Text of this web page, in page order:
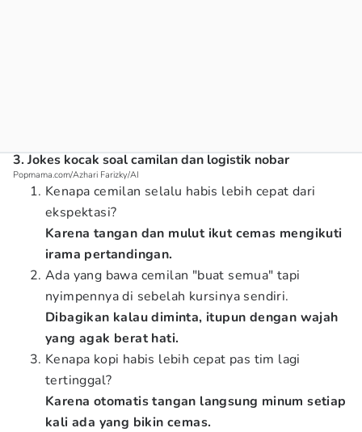
3. Jokes kocak soal camilan dan logistik nobar
Popmama.com/Azhari Farizky/AI
Kenapa cemilan selalu habis lebih cepat dari
ekspektasi?
Karena tangan dan mulut ikut cemas mengikuti
irama pertandingan.
Ada yang bawa cemilan "buat semua" tapi
nyimpennya di sebelah kursinya sendiri.
Dibagikan kalau diminta, itupun dengan wajah
yang agak berat hati.
Kenapa kopi habis lebih cepat pas tim lagi
tertinggal?
Karena otomatis tangan langsung minum setiap
kali ada yang bikin cemas.